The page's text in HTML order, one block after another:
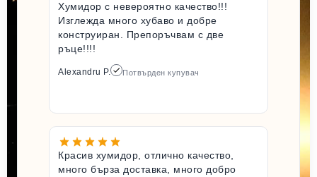
Хумидор с невероятно качество!!!
Изглежда много хубаво и добре
конструиран. Препоръчвам с две
ръце!!!!
Alexandru P. Потвърден купувач
Красив хумидор, отлично качество,
много бърза доставка, много добро